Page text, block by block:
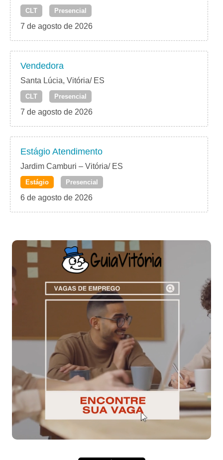
CLT Presencial
7 de agosto de 2026
Vendedora
Santa Lúcia, Vitória/ ES
CLT Presencial
7 de agosto de 2026
Estágio Atendimento
Jardim Camburi – Vitória/ ES
Estágio Presencial
6 de agosto de 2026